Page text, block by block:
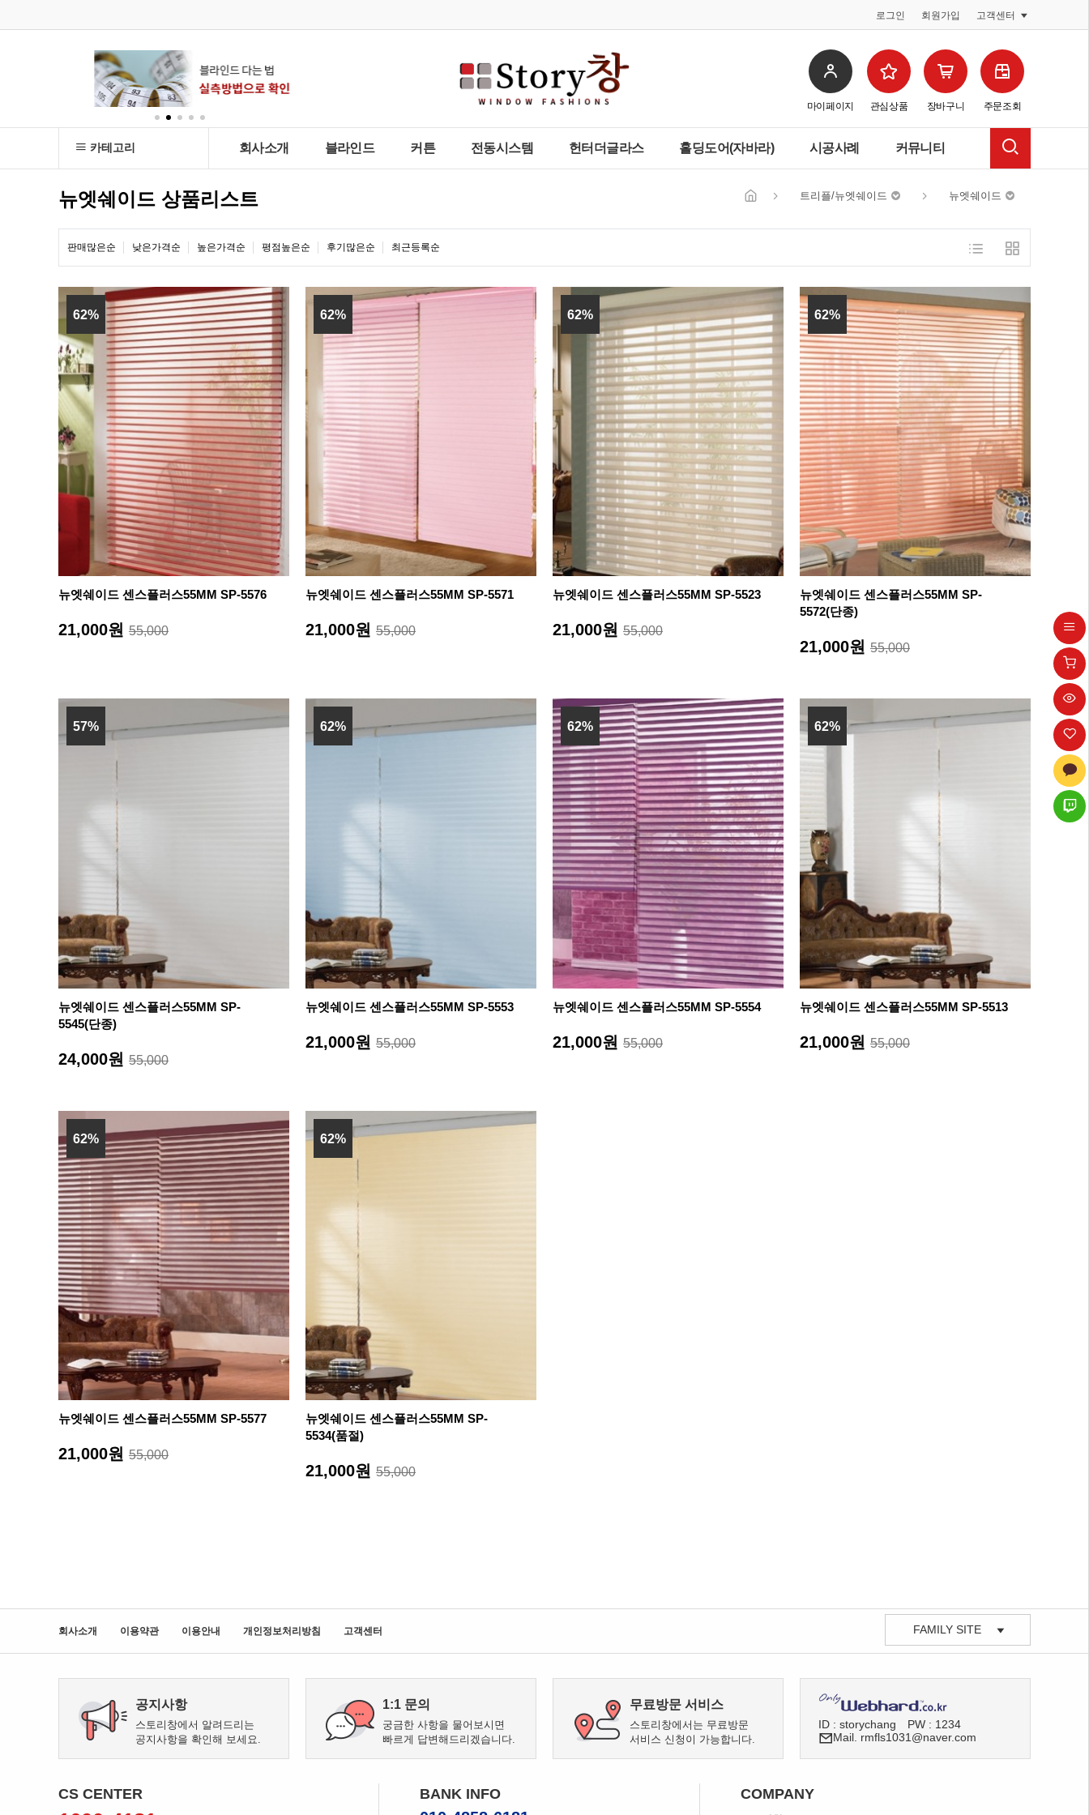
로그인 회원가입 고객센터
마이페이지 관심상품 장바구니 주문조회
카테고리 회사소개 블라인드 커튼 전동시스템 헌터더글라스 홀딩도어(자바라) 시공사례 커뮤니티
뉴엣쉐이드 상품리스트 트리플/뉴엣쉐이드 뉴엣쉐이드
판매많은순 낮은가격순 높은가격순 평점높은순 후기많은순 최근등록순
뉴엣쉐이드 센스플러스55MM SP-5576
21,000원 55,000
62%
뉴엣쉐이드 센스플러스55MM SP-5571
21,000원 55,000
62%
뉴엣쉐이드 센스플러스55MM SP-5523
21,000원 55,000
62%
뉴엣쉐이드 센스플러스55MM SP-
5572(단종)
21,000원 55,000
62%
뉴엣쉐이드 센스플러스55MM SP-
5545(단종)
24,000원 55,000
57%
뉴엣쉐이드 센스플러스55MM SP-5553
21,000원 55,000
62%
뉴엣쉐이드 센스플러스55MM SP-5554
21,000원 55,000
62%
뉴엣쉐이드 센스플러스55MM SP-5513
21,000원 55,000
62%
뉴엣쉐이드 센스플러스55MM SP-5577
21,000원 55,000
62%
뉴엣쉐이드 센스플러스55MM SP-
5534(품절)
21,000원 55,000
62%
회사소개 이용약관 이용안내 개인정보처리방침 고객센터 FAMILY SITE
공지사항
스토리창에서 알려드리는
공지사항을 확인해 보세요.
1:1 문의
궁금한 사항을 물어보시면
빠르게 답변해드리겠습니다.
무료방문 서비스
스토리창에서는 무료방문
서비스 신청이 가능합니다.
ID : storychang
PW : 1234
Mail. rmfls1031@naver.com
CS CENTER BANK INFO COMPANY